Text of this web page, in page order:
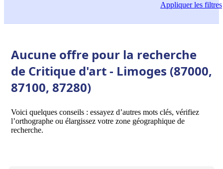
Appliquerles filtres
Aucune offre pour la recherche
de Critique d'art - Limoges (87000,
87100, 87280)
Voici quelques conseils : essayez d’autres mots clés, vérifiez
l’orthographe ou élargissez votre zone géographique de
recherche.